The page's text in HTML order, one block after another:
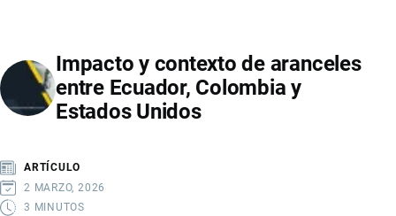
ECONOMÍA
ECUATORIANA
CON
EN
2026
Impacto y contexto de aranceles
entre Ecuador, Colombia y
Estados Unidos
ARTÍCULO
2 MARZO, 2026
3 MINUTOS